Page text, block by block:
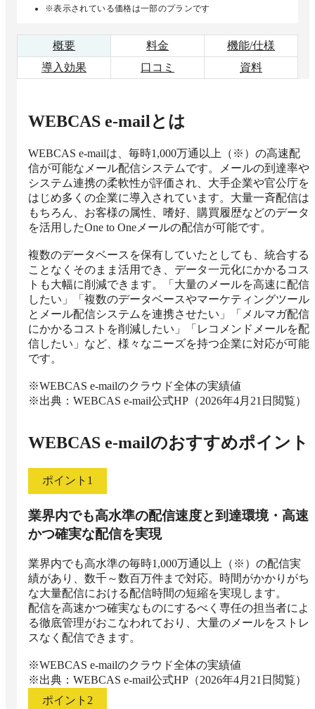
※表示されている価格は一部のプランです
概要 料金
機能/仕様
導入効果
口コミ 資料
WEBCAS e-mail とは
WEBCAS e-mailは、毎時1,000万通以上（※）の高速配
信が可能なメール配信システムです。メールの到達率や
システム連携の柔軟性が評価され、大手企業や官公庁を
はじめ多くの企業に導入されています。大量一斉配信は
もちろん、お客様の属性、嗜好、購買履歴などのデータ
を活用したOne to Oneメールの配信が可能です。
複数のデータベースを保有していたとしても、統合する
ことなくそのまま活用でき、データ一元化にかかるコス
トも大幅に削減できます。「大量のメールを高速に配信
したい」「複数のデータベースやマーケティングツール
とメール配信システムを連携させたい」「メルマガ配信
にかかるコストを削減したい」「レコメンドメールを配
信したい」など、様々なニーズを持つ企業に対応が可能
です。
※WEBCAS e-mailのクラウド全体の実績値
※出典：WEBCAS e-mail公式HP（2026年4月21日閲覧）
WEBCAS e-mailのおすすめポイント
ポイント 1
業界内でも高水準の配信速度と到達環境・高速
かつ確実な配信を実現
業界内でも高水準の毎時1,000万通以上（※）の配信実
績があり、数千～数百万件まで対応。時間がかかりがち
な大量配信における配信時間の短縮を実現します。
配信を高速かつ確実なものにするべく専任の担当者によ
る徹底管理がおこなわれており、大量のメールをストレ
スなく配信できます。
※WEBCAS e-mailのクラウド全体の実績値
※出典：WEBCAS e-mail公式HP（2026年4月21日閲覧）
ポイント 2